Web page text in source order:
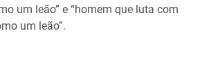
um leão” e “homem que luta com
um leão”.